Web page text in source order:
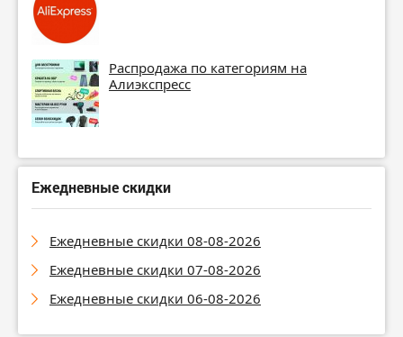
Распродажа по категориям на
Алиэкспресс
Ежедневные скидки
Ежедневные скидки 08-08-2026
Ежедневные скидки 07-08-2026
Ежедневные скидки 06-08-2026